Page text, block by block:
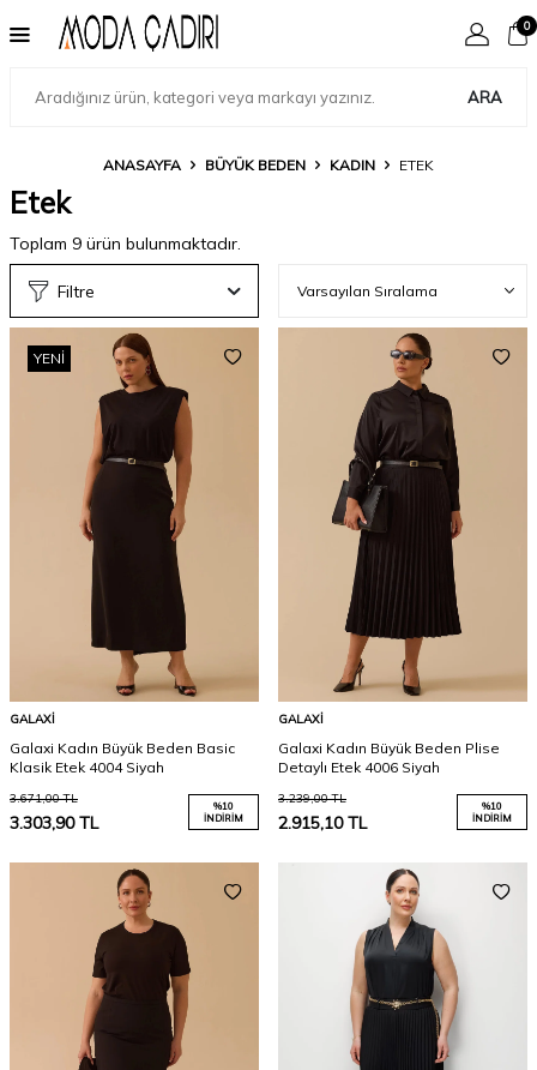
ARA
0
ANASAYFA BÜYÜK BEDEN KADIN ETEK
Etek
Toplam 9 ürün bulunmaktadır.
Filtre
YENI
GALAXI
Galaxi Kadın Büyük Beden Basic
Klasik Etek 4004 Siyah
3.671,00TL
3.303,90TL
%10
İNDIRIM
GALAXI
Galaxi Kadın Büyük Beden Plise
Detaylı Etek 4006 Siyah
3.239,00TL
2.915,10TL
%10
İNDIRIM